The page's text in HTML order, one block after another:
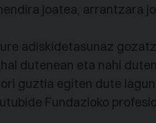
joatea, arrantzara
adiskidetasunaz
dutenean eta nahi
guztia egiten dute
Fundazioko